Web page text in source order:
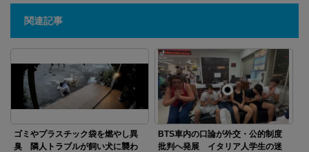
関連記事
ゴミやプラスチック袋を燃やし異
臭 隣人トラブルが飼い犬に襲わ
BTS車内の口論が外交・公的制度
批判へ発展 イタリア人学生の迷